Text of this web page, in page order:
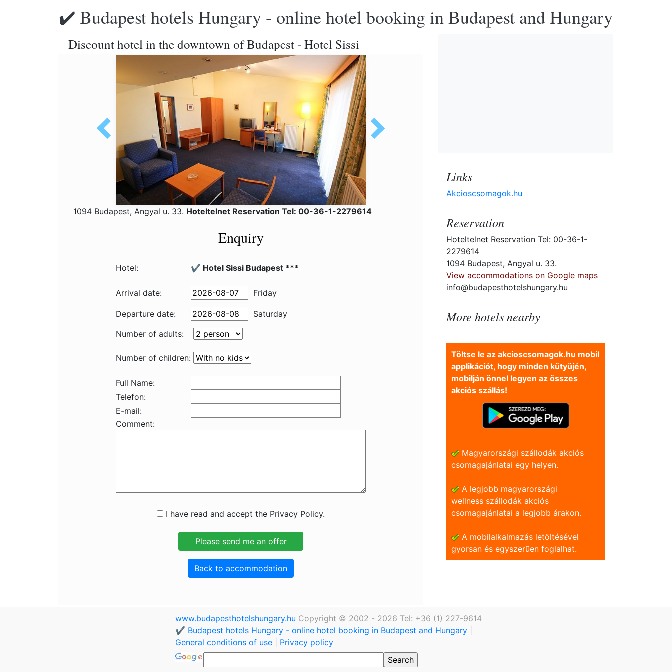
✔️ Budapest hotels Hungary - online hotel booking in Budapest and Hungary
Discount hotel in the downtown of Budapest - Hotel Sissi
1094 Budapest, Angyal u. 33. Hoteltelnet Reservation Tel: 00-36-1-2279614
Enquiry
Hotel: ✔️ Hotel Sissi Budapest ***
Arrival date: Friday
Departure date:
Saturday
Number of adults:
Number of children:
Full Name:
Telefon:
E-mail:
Comment:
I have read and accept the Privacy Policy.
Back to accommodation
Links
Akcioscsomagok.hu
Reservation
Hoteltelnet Reservation Tel: 00-36-1-
2279614
1094 Budapest, Angyal u. 33.
View accommodations on Google maps
info@budapesthotelshungary.hu
More hotels nearby
Töltse le az akcioscsomagok.hu mobil
applikációt, hogy minden kütyüjén,
mobilján önnel legyen az összes
akciós szállás!
Magyarországi szállodák akciós
csomagajánlatai egy helyen.
A legjobb magyarországi
wellness szállodák akciós
csomagajánlatai a legjobb árakon.
A mobilalkalmazás letöltésével
gyorsan és egyszerũen foglalhat.
www.budapesthotelshungary.hu Copyright © 2002 - 2026 Tel: +36 (1) 227-9614
✔️ Budapest hotels Hungary - online hotel booking in Budapest and Hungary
General conditions of use
Privacy policy